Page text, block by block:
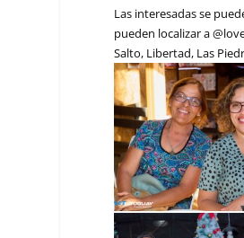
Las interesadas se
pueden localizar a
Salto, Libertad, Las